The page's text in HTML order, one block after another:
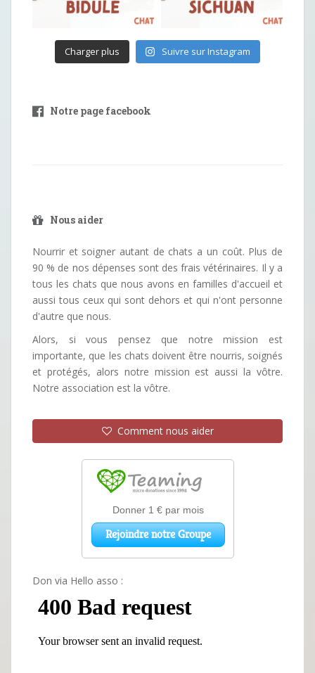
Charger plus Suivre sur Instagram
Notre page facebook
Nous aider
Nourrir et soigner autant de chats a un coût. Plus de
90 % de nos dépenses sont des frais vétérinaires. Il y a
tous les chats que nous avons en familles d'accueil et
aussi tous ceux qui sont dehors et qui n'ont personne
d'autre que nous.
Alors, si vous pensez que notre mission est
importante, que les chats doivent être nourris, soignés
et protégés, alors notre mission est aussi la vôtre.
Notre association est la vôtre.
Comment nous aider
Don via Hello asso :